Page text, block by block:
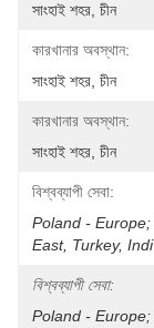
সাংহাই শহর, চীন
কারখানার অবস্থান:
সাংহাই শহর, চীন
কারখানার অবস্থান:
সাংহাই শহর, চীন
বিশ্বব্যাপী সেবা:
Poland - Europe;
East, Turkey, Indi
বিশ্বব্যাপী সেবা:
Poland - Europe;